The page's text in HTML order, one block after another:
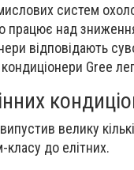
систем
працює над
відповідають
Gree
велику
класу до елітних.